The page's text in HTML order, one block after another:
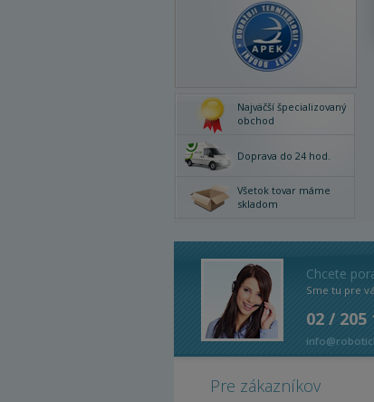
Najväčší špecializovaný
obchod
Doprava do 24 hod.
Všetok tovar máme
skladom
Chcete
Sme tu pre
02 / 205
Pre zákazníkov